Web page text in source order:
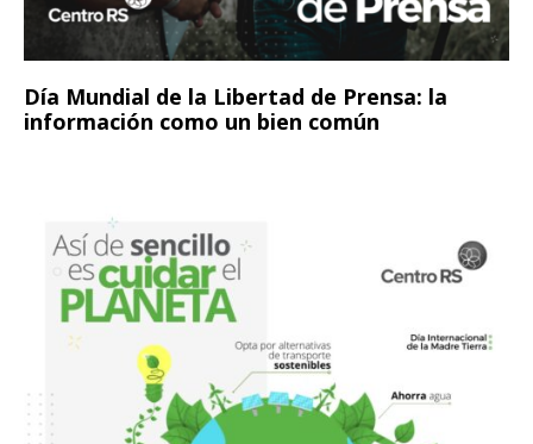
Día Mundial de la Libertad de Prensa: la
información como un bien común